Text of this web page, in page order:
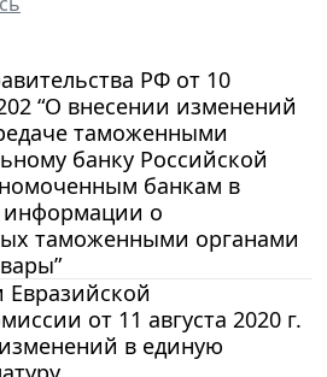
РФ от 10
“О внесении изменений
таможенными
банку Российской
банкам в
информации о
таможенными органами
от 11 августа 2020 г.
в единую